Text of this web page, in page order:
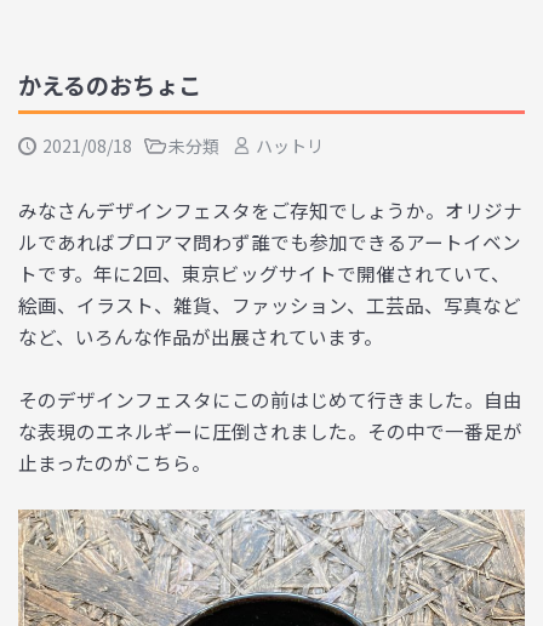
かえるのおちょこ
2021/08/18 未分類 ハットリ
みなさんデザインフェスタをご存知でしょうか。オリジナ
ルであればプロアマ問わず誰でも参加できるアートイベン
トです。年に2回、東京ビッグサイトで開催されていて、
絵画、イラスト、雑貨、ファッション、工芸品、写真など
など、いろんな作品が出展されています。
そのデザインフェスタにこの前はじめて行きました。自由
な表現のエネルギーに圧倒されました。その中で一番足が
止まったのがこちら。